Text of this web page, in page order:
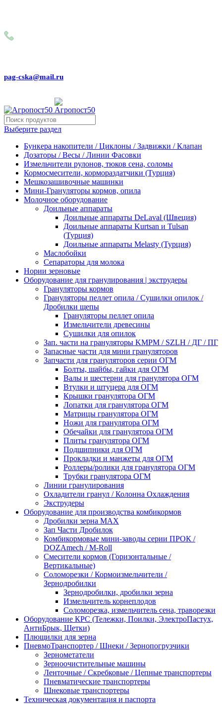
pag-cska@mail.ru
Выберите раздел
Бункера накопители / Циклоны / Задвижки / Клапан
Дозаторы / Весы / Линии Фасовки
Измельчители рулонов, тюков сена, соломы
Кормосмесители, кормораздатчики (Турция)
Мешкозашивочные машинки
Мини-Грануляторы кормов, опила
Молочное оборудование
Доильные аппараты
Доильные аппараты DeLaval (Швеция)
Доильные аппараты Kurtsan и Tulsan
(Турция)
Доильные аппараты Melasty (Турция)
Маслобойки
Сепараторы для молока
Нории зерновые
Оборудование для гранулирования | экструдеры
Грануляторы кормов
Грануляторы пеллет опила / Сушилки опилок /
Дробилки щепы
Грануляторы пеллет опила
Измельчители древесины
Сушилки для опилок
Зап. части на грануляторы KMPM / SZLH / ДГ / ПГ
Запасные части для мини грануляторов
Запчасти для грануляторов серии ОГМ
Болты, шайбы, гайки для ОГМ
Валы и шестерни для гранулятора ОГМ
Втулки и штуцера для ОГМ
Крышки гранулятора ОГМ
Лопатки для гранулятора ОГМ
Матрицы гранулятора ОГМ
Ножи для гранулятора ОГМ
Обечайки для гранулятора ОГМ
Плиты гранулятора ОГМ
Подшипники для ОГМ
Прокладки и манжеты для ОГМ
Роллеры/ролики для гранулятора ОГМ
Трубки гранулятора ОГМ
Линии гранулирования
Охладители гранул / Колонна Охлаждения
Экструдеры
Оборудование для производства комбикормов
Дробилки зерна МАХ
Зап Части Дробилок
Комбикормовые мини-заводы серии ПРОК /
DOZAmech / M-Roll
Смесители кормов (Горизонтальные /
Вертикальные)
Соломорезки / Кормоизмельчители /
Зернодробилки
Зернодробилки, дробилки зерна
Измельчитель корнеплодов
Соломорезка, измельчитель сена, траворезки
Оборудование КРС (Тележки, Поилки, ЭлектроПастух,
АнтиБрык, Щетки)
Плющилки для зерна
ПневмоТранспортер / Шнеки / Зернопогрузчики
Зернометатели
Зерноочистительные машины
Ленточные / Скребковые / Цепные транспортеры
Пневматические транспортеры
Шнековые транспортеры
Техническая документация и паспорта